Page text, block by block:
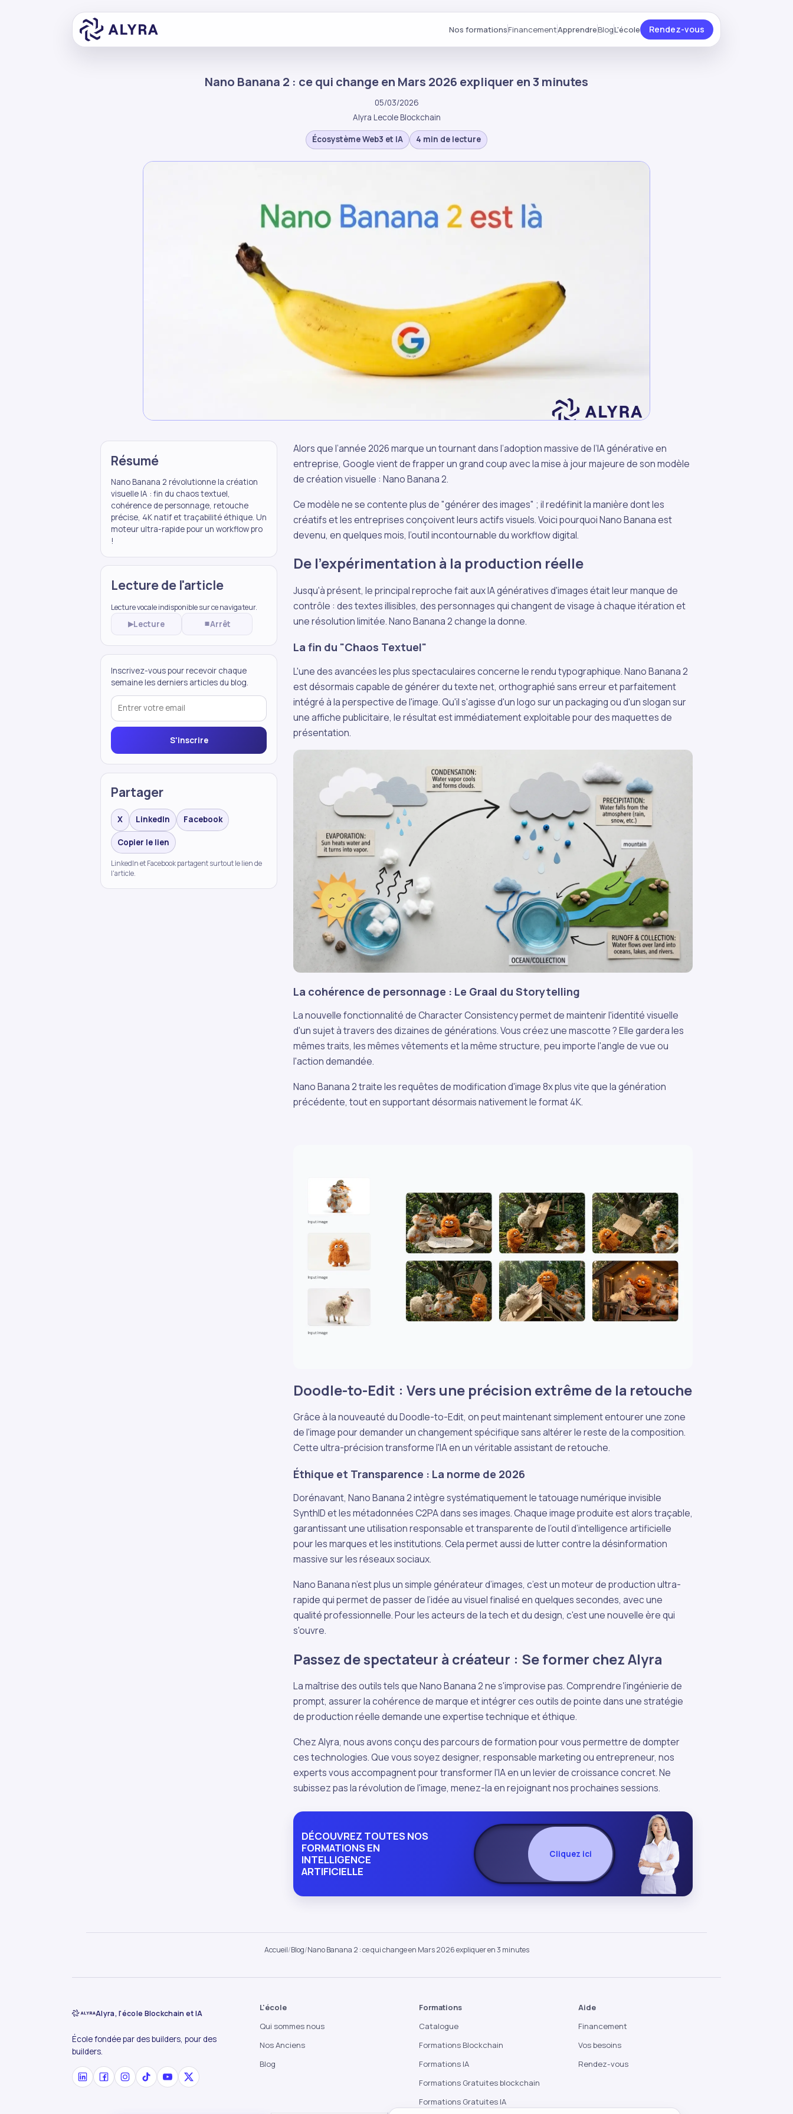
Nos formationsFinancementApprendreBlogL'école Rendez-vous
Nano Banana 2 : ce qui change en Mars 2026 expliquer en 3 minutes
05/03/2026
Alyra Lecole Blockchain
Écosystème Web3 et IA 4 min de lecture
Résumé
Nano Banana 2 révolutionne la création
visuelle IA : fin du chaos textuel,
cohérence de personnage, retouche
précise, 4K natif et traçabilité éthique. Un
moteur ultra-rapide pour un workflow pro
!
Lecture de l'article
Lecture vocale indisponible sur ce navigateur.
▶Lecture ⏹Arrêt
Inscrivez-vous pour recevoir chaque
semaine les derniers articles du blog.
S'inscrire
Partager
X LinkedIn Facebook
Copier le lien
LinkedIn et Facebook partagent surtout le lien de
l'article.
Alors que l’année 2026 marque un tournant dans l’adoption massive de l’IA générative en
entreprise, Google vient de frapper un grand coup avec la mise à jour majeure de son modèle
de création visuelle : Nano Banana 2.
Ce modèle ne se contente plus de "générer des images" ; il redéfinit la manière dont les
créatifs et les entreprises conçoivent leurs actifs visuels. Voici pourquoi Nano Banana est
devenu, en quelques mois, l’outil incontournable du workflow digital.
De l’expérimentation à la production réelle
Jusqu'à présent, le principal reproche fait aux IA génératives d'images était leur manque de
contrôle : des textes illisibles, des personnages qui changent de visage à chaque itération et
une résolution limitée. Nano Banana 2 change la donne.
La fin du "Chaos Textuel"
L'une des avancées les plus spectaculaires concerne le rendu typographique. Nano Banana 2
est désormais capable de générer du texte net, orthographié sans erreur et parfaitement
intégré à la perspective de l'image. Qu'il s'agisse d'un logo sur un packaging ou d'un slogan sur
une affiche publicitaire, le résultat est immédiatement exploitable pour des maquettes de
présentation.
La cohérence de personnage : Le Graal du Storytelling
La nouvelle fonctionnalité de Character Consistency permet de maintenir l'identité visuelle
d'un sujet à travers des dizaines de générations. Vous créez une mascotte ? Elle gardera les
mêmes traits, les mêmes vêtements et la même structure, peu importe l'angle de vue ou
l'action demandée.
Nano Banana 2 traite les requêtes de modification d'image 8x plus vite que la génération
précédente, tout en supportant désormais nativement le format 4K.
Doodle-to-Edit : Vers une précision extrême de la retouche
Grâce à la nouveauté du Doodle-to-Edit, on peut maintenant simplement entourer une zone
de l'image pour demander un changement spécifique sans altérer le reste de la composition.
Cette ultra-précision transforme l'IA en un véritable assistant de retouche.
Éthique et Transparence : La norme de 2026
Dorénavant, Nano Banana 2 intègre systématiquement le tatouage numérique invisible
SynthID et les métadonnées C2PA dans ses images. Chaque image produite est alors traçable,
garantissant une utilisation responsable et transparente de l’outil d’intelligence artificielle
pour les marques et les institutions. Cela permet aussi de lutter contre la désinformation
massive sur les réseaux sociaux.
Nano Banana n’est plus un simple générateur d’images, c’est un moteur de production ultra-
rapide qui permet de passer de l’idée au visuel finalisé en quelques secondes, avec une
qualité professionnelle. Pour les acteurs de la tech et du design, c'est une nouvelle ère qui
s'ouvre.
Passez de spectateur à créateur : Se former chez Alyra
La maîtrise des outils tels que Nano Banana 2 ne s'improvise pas. Comprendre l'ingénierie de
prompt, assurer la cohérence de marque et intégrer ces outils de pointe dans une stratégie
de production réelle demande une expertise technique et éthique.
Chez Alyra, nous avons conçu des parcours de formation pour vous permettre de dompter
ces technologies. Que vous soyez designer, responsable marketing ou entrepreneur, nos
experts vous accompagnent pour transformer l'IA en un levier de croissance concret. Ne
subissez pas la révolution de l'image, menez-la en rejoignant nos prochaines sessions.
DÉCOUVREZ TOUTES NOS
FORMATIONS EN
INTELLIGENCE
ARTIFICIELLE
Cliquez ici
Accueil/Blog/Nano Banana 2 : ce qui change en Mars 2026 expliquer en 3 minutes
Alyra, l'école Blockchain et IA
École fondée par des builders, pour des
builders.
L'école
Qui sommes nous
Nos Anciens
Blog
Formations
Catalogue
Formations Blockchain
Formations IA
Formations Gratuites blockchain
Formations Gratuites IA
Aide
Financement
Vos besoins
Rendez-vous